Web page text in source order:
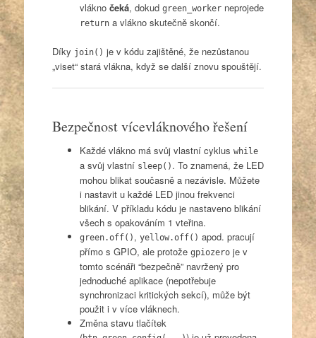
vlákno čeká, dokud green_workerneprojede
returna vlákno skutečně skončí.
Díky join() je v kódu zajištěné, že nezůstanou
„viset“ stará vlákna, když se další znovu spouštějí.
Bezpečnost vícevláknového řešení
Každé vlákno má svůj vlastní cyklus while
a svůj vlastní sleep() . To znamená, že LED
mohou blikat současně a nezávisle. Můžete
i nastavit u každé LED jinou frekvenci
blikání. V příkladu kódu je nastaveno blikání
všech s opakováním 1 vteřina.
green.off() , yellow.off() apod. pracují
přímo s GPIO, ale protože gpiozeroje v
tomto scénáři “bezpečně” navržený pro
jednoduché aplikace (nepotřebuje
synchronizaci kritických sekcí), může být
použit i v více vláknech.
Změna stavu tlačítek